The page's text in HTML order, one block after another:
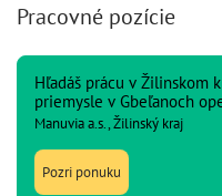
Pracovné pozície
Hľadáš prácu v Žilinskom
priemysle v Gbeľanoch
Manuvia a.s., Žilinský kraj
Pozri ponuku